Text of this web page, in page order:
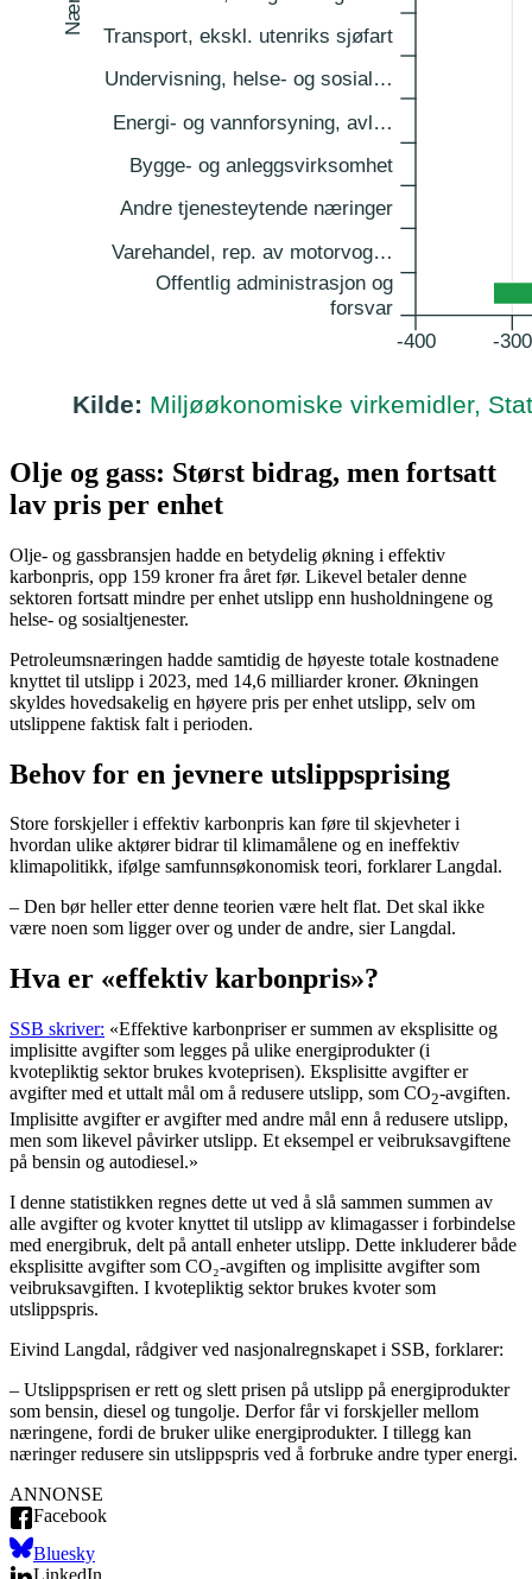
Olje og gass: Størst bidrag, men fortsatt
lav pris per enhet
Olje- og gassbransjen hadde en betydelig økning i effektiv
karbonpris, opp 159 kroner fra året før. Likevel betaler denne
sektoren fortsatt mindre per enhet utslipp enn husholdningene og
helse- og sosialtjenester.
Petroleumsnæringen hadde samtidig de høyeste totale kostnadene
knyttet til utslipp i 2023, med 14,6 milliarder kroner. Økningen
skyldes hovedsakelig en høyere pris per enhet utslipp, selv om
utslippene faktisk falt i perioden.
Behov for en jevnere utslippsprising
Store forskjeller i effektiv karbonpris kan føre til skjevheter i
hvordan ulike aktører bidrar til klimamålene og en ineffektiv
klimapolitikk, ifølge samfunnsøkonomisk teori, forklarer Langdal.
– Den bør heller etter denne teorien være helt flat. Det skal ikke
være noen som ligger over og under de andre, sier Langdal.
Hva er «effektiv karbonpris»?
SSB skriver: «Effektive karbonpriser er summen av eksplisitte og
implisitte avgifter som legges på ulike energiprodukter (i
kvotepliktig sektor brukes kvoteprisen). Eksplisitte avgifter er
avgifter med et uttalt mål om å redusere utslipp, som CO2-avgiften.
Implisitte avgifter er avgifter med andre mål enn å redusere utslipp,
men som likevel påvirker utslipp. Et eksempel er veibruksavgiftene
på bensin og autodiesel.»
I denne statistikken regnes dette ut ved å slå sammen summen av
alle avgifter og kvoter knyttet til utslipp av klimagasser i forbindelse
med energibruk, delt på antall enheter utslipp. Dette inkluderer både
eksplisitte avgifter som CO₂-avgiften og implisitte avgifter som
veibruksavgiften. I kvotepliktig sektor brukes kvoter som
utslippspris.
Eivind Langdal, rådgiver ved nasjonalregnskapet i SSB, forklarer:
– Utslippsprisen er rett og slett prisen på utslipp på energiprodukter
som bensin, diesel og tungolje. Derfor får vi forskjeller mellom
næringene, fordi de bruker ulike energiprodukter. I tillegg kan
næringer redusere sin utslippspris ved å forbruke andre typer energi.
ANNONSE
Facebook
Bluesky